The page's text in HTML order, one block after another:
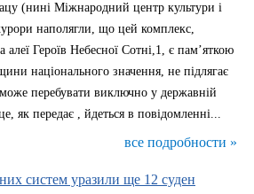
(нині Міжнародний центр культури і
наполягли, що цей комплекс,
Героїв Небесної Сотні,1, є пам’яткою
національного значення, не підлягає
може перебувати виключно у державній
як передає , йдеться в повідомленні...
все подробности »
систем уразили ще 12 суден